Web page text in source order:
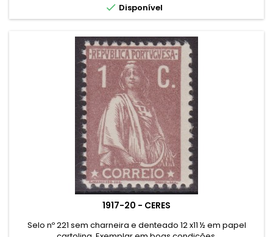
 Disponível
1917-20 - CERES
Selo nº 221 sem charneira e denteado 12 x11 ½ em papel